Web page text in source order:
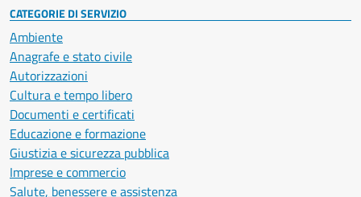
CATEGORIE DI SERVIZIO
Ambiente
Anagrafe e stato civile
Autorizzazioni
Cultura e tempo libero
Documenti e certificati
Educazione e formazione
Giustizia e sicurezza pubblica
Imprese e commercio
Salute, benessere e assistenza